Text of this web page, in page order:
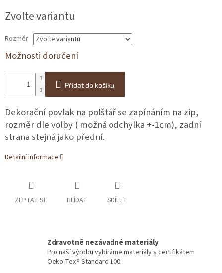
cena:
Zvolte variantu
Rozměr
Možnosti doručení
Přidat do košíku
Dekorační povlak na polštář se zapínáním na zip,
rozměr dle volby ( možná odchylka +-1cm), zadní
strana stejná jako přední.
Detailní informace
ZEPTAT SE HLÍDAT SDÍLET
Zdravotně nezávadné materiály
Pro naší výrobu vybíráme materiály s certifikátem
Oeko-Tex® Standard 100.